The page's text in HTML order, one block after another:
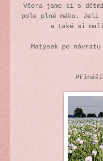
Včera jsme si s
pole plné máku.
a také si
Matýsek po